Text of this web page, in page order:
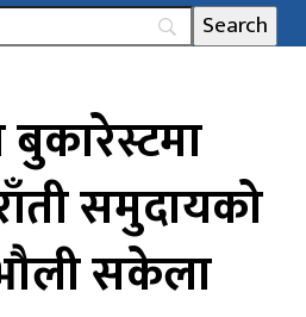
बुकारेस्टमा
समुदायको
सकेला